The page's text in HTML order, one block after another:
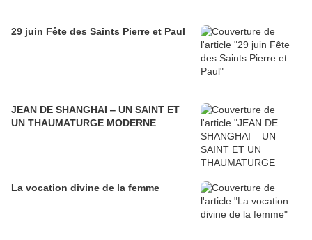
29 juin Fête des Saints Pierre et Paul
JEAN DE SHANGHAI ‒ UN SAINT ET
UN THAUMATURGE MODERNE
La vocation divine de la femme